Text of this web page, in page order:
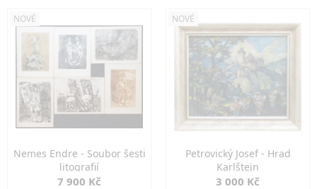
NOVÉ
Nemes Endre - Soubor šesti
litografií
7 900 Kč
NOVÉ
Petrovický Josef - Hrad
Karlštejn
3 000 Kč